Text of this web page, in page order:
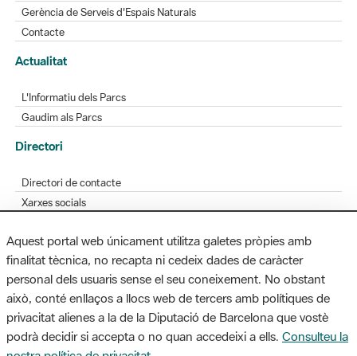
Gerència de Serveis d'Espais Naturals
Contacte
Actualitat
L'Informatiu dels Parcs
Gaudim als Parcs
Directori
Directori de contacte
Xarxes socials
Bústia de suggeriments
Opineu sobre els parcs
MAPA WEB AVÍS LEGAL ACCESSIBILITAT
Aquest portal web únicament utilitza galetes pròpies amb
finalitat tècnica, no recapta ni cedeix dades de caràcter
personal dels usuaris sense el seu coneixement. No obstant
això, conté enllaços a llocs web de tercers amb polítiques de
privacitat alienes a la de la Diputació de Barcelona que vostè
podrà decidir si accepta o no quan accedeixi a ells. Consulteu la